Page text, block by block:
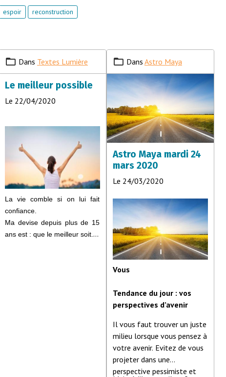
espoir reconstruction
Dans Textes Lumière
Le meilleur possible
Le 22/04/2020
La vie comble si on lui fait
confiance.
Ma devise depuis plus de 15
ans est : que le meilleur soit.
Dans Astro Maya
Astro Maya mardi 24
mars 2020
Le 24/03/2020
Vous
Tendance du jour : vos
perspectives d’avenir
Il vous faut trouver un juste
milieu lorsque vous pensez à
votre avenir. Evitez de vous
projeter dans une
perspective pessimiste et